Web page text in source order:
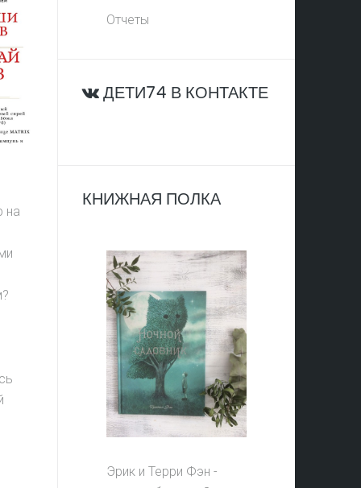
на
Отчеты
ДЕТИ74 В КОНТАКТЕ
КНИЖНАЯ ПОЛКА
Эрик и Терри Фэн -